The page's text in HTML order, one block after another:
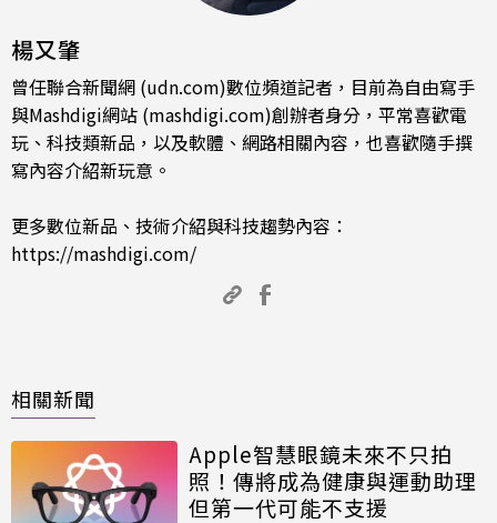
楊又肇
曾任聯合新聞網 (udn.com)數位頻道記者，目前為自由寫手
與Mashdigi網站 (mashdigi.com)創辦者身分，平常喜歡電
玩、科技類新品，以及軟體、網路相關內容，也喜歡隨手撰
寫內容介紹新玩意。
更多數位新品、技術介紹與科技趨勢內容：
https://mashdigi.com/
相關新聞
Apple智慧眼鏡未來不只拍
照！傳將成為健康與運動助理
但第一代可能不支援